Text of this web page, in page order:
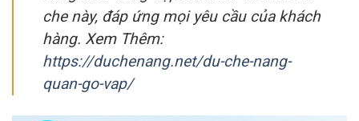
che này, đáp ứng mọi yêu cầu của khách
hàng. Xem Thêm:
https://duchenang.net/du-che-nang-
quan-go-vap/